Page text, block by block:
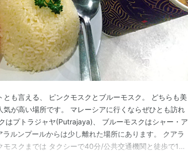
とも言える、 ピンクモスクとブルーモスク。 どちらも美
気が高い場所です。 マレーシアに行くならぜひとも訪れ
はプトラジャヤ(Putrajaya)、 ブルーモスクはシャー・ア
ルンプールからは少し離れた場所にあります。 クアラ
モスクまでは タクシーで40分/公共交通機関と徒歩で1時